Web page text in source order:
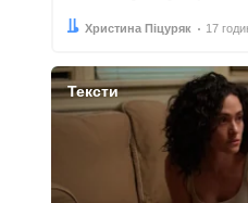
Автор:
Христина Піцуряк
Дата: 17
Тексти